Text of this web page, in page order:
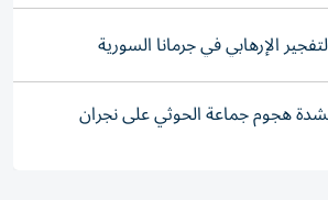
الإرهابي في جرمانا السورية
هجوم جماعة الحوثي على نجران